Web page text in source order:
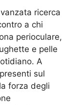
ricerca
a chi
perioculare,
e pelle
A
sul
forza degli